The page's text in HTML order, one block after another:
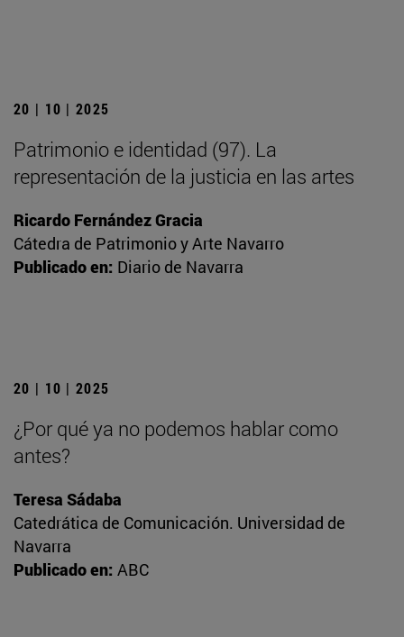
20 | 10 | 2025
Patrimonio e identidad (97). La
representación de la justicia en las artes
Ricardo Fernández Gracia
Cátedra de Patrimonio y Arte Navarro
Publicado en: Diario de Navarra
20 | 10 | 2025
¿Por qué ya no podemos hablar como
antes?
Teresa Sádaba
Catedrática de Comunicación. Universidad de
Navarra
Publicado en: ABC